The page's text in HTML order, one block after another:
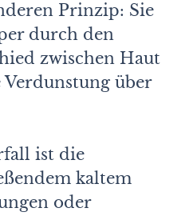
Prinzip: Sie
durch den
zwischen Haut
über
ist die
kaltem
oder